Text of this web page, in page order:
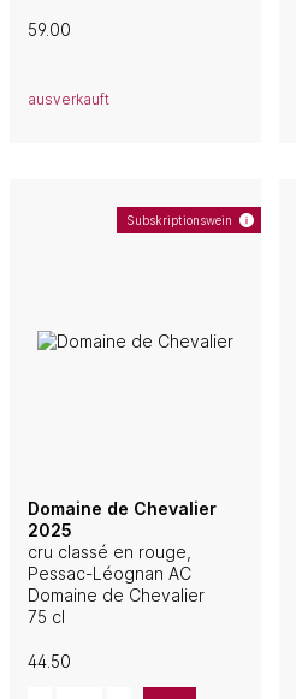
59.00
ausverkauft
Subskriptionswein
Domaine de Chevalier
2025
cru classé en rouge,
Pessac-Léognan AC
Domaine de Chevalier
75 cl
44.50